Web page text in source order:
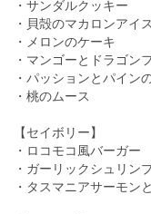
・サンダルクッキー
・貝殻のマカロンアイ
・メロンのケーキ
・マンゴーとドラゴン
・パッションとパイン
・桃のムース
【セイボリー】
・ロコモコ風バーガー
・ガーリックシュリン
・タスマニアサーモン